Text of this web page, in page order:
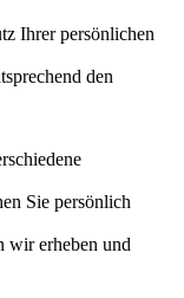
Ihrer persönlichen
den
Sie persönlich
wir erheben und